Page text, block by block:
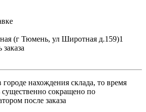
(г Тюмень, ул Широтная д.159)1
нахождения склада, то время
сокращено по
после заказа